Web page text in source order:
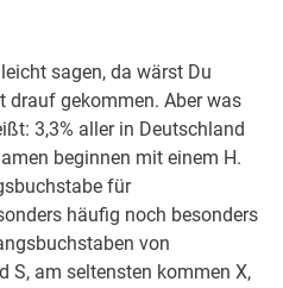
sagen, da wärst Du
drauf gekommen. Aber was
3,3% aller in Deutschland
beginnen mit einem H.
für
häufig noch besonders
von
S, am seltensten kommen X,